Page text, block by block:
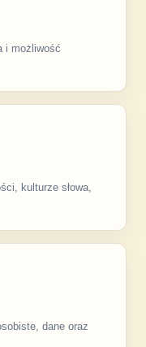
i możliwość
kulturze słowa,
dane oraz